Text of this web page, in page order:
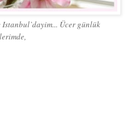
Ücer günlük